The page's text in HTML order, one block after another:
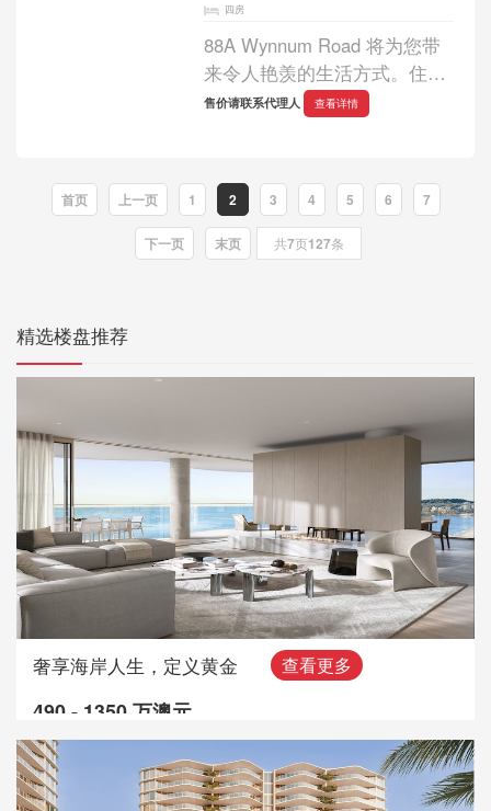
四房
88A Wynnum Road 将为您带
来令人艳羡的生活方式。住宅
内无与伦比的私密性和宽敞空
售价请联系代理人 查看详情
首页 上一页 1 2 3 4 5 6 7
下一页 末页 共7页127条
精选楼盘推荐
奢享海岸人生，定义黄金
490 - 1350 万澳元
查看更多